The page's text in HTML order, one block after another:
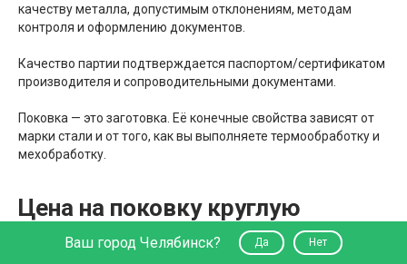
качеству металла, допустимым отклонениям, методам
контроля и оформлению документов.
Качество партии подтверждается паспортом/сертификатом
производителя и сопроводительными документами.
Поковка — это заготовка. Её конечные свойства зависят от
марки стали и от того, как вы выполняете термообработку и
мехобработку.
Цена на поковку круглую
Цена формируется из нескольких факторов: марка стали,
Ваш город Челябинск? Да Нет